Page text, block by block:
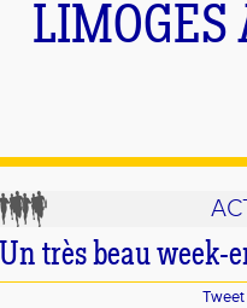
Un très beau week-
Tweet